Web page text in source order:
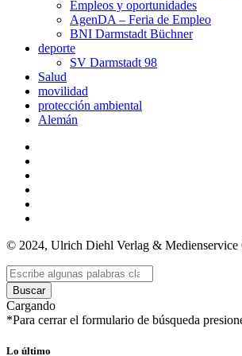
Empleos y oportunidades
AgenDA – Feria de Empleo
BNI Darmstadt Büchner
deporte
SV Darmstadt 98
Salud
movilidad
protección ambiental
Alemán
© 2024, Ulrich Diehl Verlag & Medienservice
Buscar
Cargando
*Para cerrar el formulario de búsqueda
Lo último